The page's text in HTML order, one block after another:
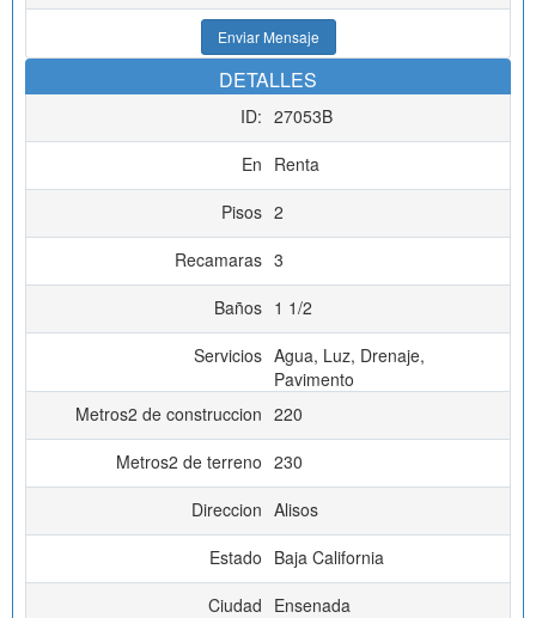
Enviar Mensaje
DETALLES
ID: 27053B
En Renta
Pisos 2
Recamaras 3
Baños 1 1/2
Servicios Agua, Luz, Drenaje,
Pavimento
Metros2 de construccion 220
Metros2 de terreno 230
Direccion Alisos
Estado Baja California
Ciudad Ensenada